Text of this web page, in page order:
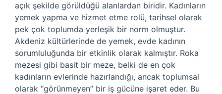
açık şekilde görüldüğü alanlardan biridir. Kadınların
yemek yapma ve hizmet etme rolü, tarihsel olarak
pek çok toplumda yerleşik bir norm olmuştur.
Akdeniz kültürlerinde de yemek, evde kadının
sorumluluğunda bir etkinlik olarak kalmıştır. Roka
mezesi gibi basit bir meze, belki de en çok
kadınların evlerinde hazırlandığı, ancak toplumsal
olarak “görünmeyen” bir iş gücüne işaret eder. Bu